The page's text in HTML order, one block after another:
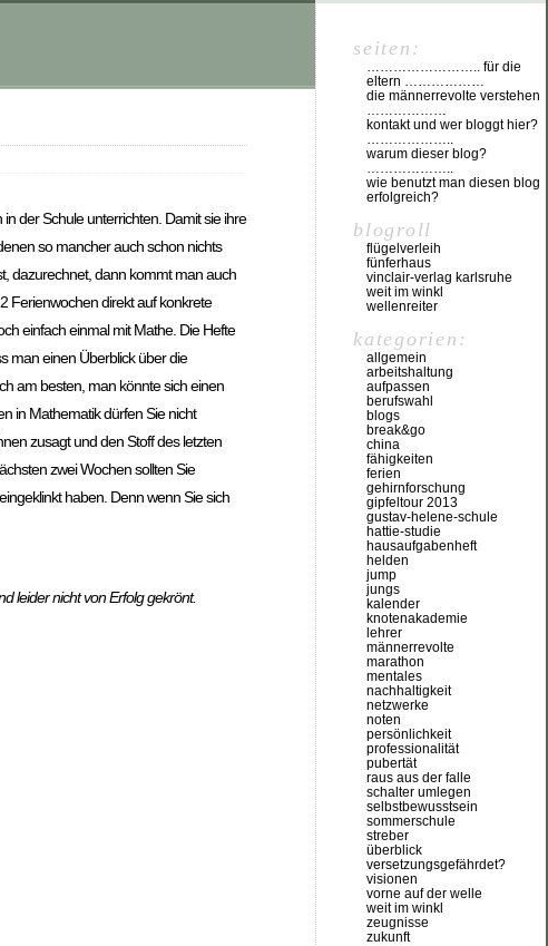
der Schule unterrichten. Damit sie ihre
so mancher auch schon nichts
dazurechnet, dann kommt man auch
Ferienwochen direkt auf konkrete
einfach einmal mit Mathe. Die Hefte
man einen Überblick über die
am besten, man könnte sich einen
in Mathematik dürfen Sie nicht
zusagt und den Stoff des letzten
zwei Wochen sollten Sie
haben. Denn wenn Sie sich
leider nicht von Erfolg gekrönt.
seiten:
…………………….. für die
eltern ………………
die männerrevolte verstehen
………………
kontakt und wer bloggt hier?
………………..
warum dieser blog?
………………..
wie benutzt man diesen blog
erfolgreich?
blogroll
flügelverleih
fünferhaus
vinclair-verlag karlsruhe
weit im winkl
wellenreiter
kategorien:
allgemein
arbeitshaltung
aufpassen
berufswahl
blogs
break&go
china
fähigkeiten
ferien
gehirnforschung
gipfeltour 2013
gustav-helene-schule
hattie-studie
hausaufgabenheft
helden
jump
jungs
kalender
knotenakademie
lehrer
männerrevolte
marathon
mentales
nachhaltigkeit
netzwerke
noten
persönlichkeit
professionalität
pubertät
raus aus der falle
schalter umlegen
selbstbewusstsein
sommerschule
streber
überblick
versetzungsgefährdet?
visionen
vorne auf der welle
weit im winkl
zeugnisse
zukunft